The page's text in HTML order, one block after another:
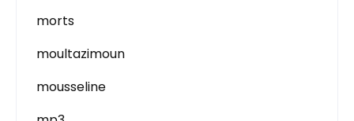
morts
moultazimoun
mousseline